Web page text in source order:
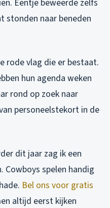
Eentje beweerde zelfs
stonden naar beneden
rode vlag die er bestaat.
hun agenda weken
rond op zoek naar
personeelstekort in de
dit jaar zag ik een
Cowboys spelen handig
Bel ons voor gratis
altijd eerst kijken